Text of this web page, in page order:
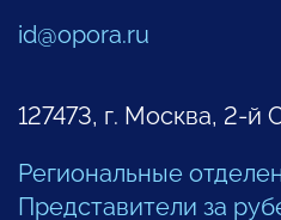
id@opora.ru
127473, г. Москва, 2-й
Региональные
Представители за